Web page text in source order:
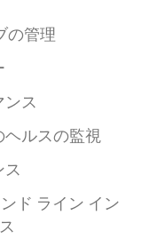
の管理
ス
ヘルスの監視
ス
ド ライン イン